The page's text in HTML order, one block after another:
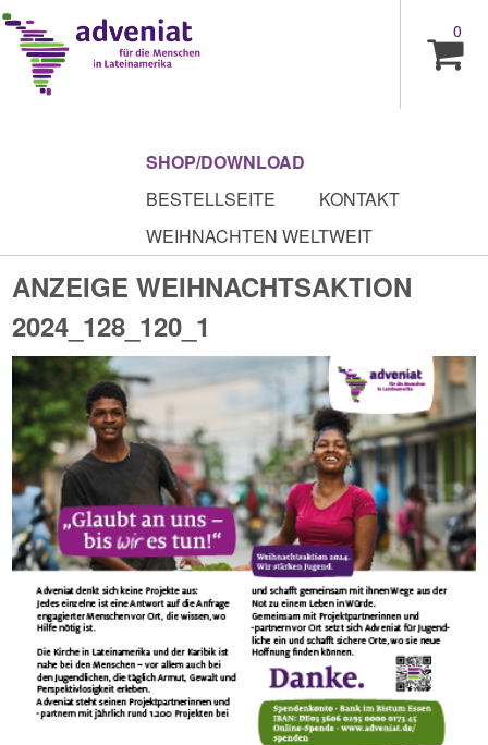
0
SHOP/DOWNLOAD
BESTELLSEITE
KONTAKT
WEIHNACHTEN WELTWEIT
ANZEIGE WEIHNACHTSAKTION
2024_128_120_1